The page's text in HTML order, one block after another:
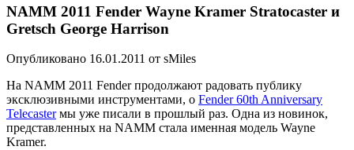
NAMM 2011 Fender Wayne Kramer Stratocaster и
Gretsch George Harrison
Опубликовано 16.01.2011 от sMiles
На NAMM 2011 Fender продолжают радовать публику
эксклюзивными инструментами, о Fender 60th Anniversary
Telecasterмы уже писали в прошлый раз. Одна из новинок,
представленных на NAMM стала именная модель Wayne
Kramer.